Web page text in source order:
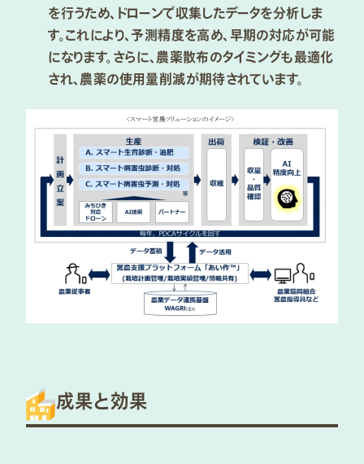
を行うため、ドローンで収集したデータを分析しま
す。これにより、予測精度を高め、早期の対応が可能
になります。さらに、農薬散布のタイミングも最適化
され、農薬の使用量削減が期待されています。
成果と効果